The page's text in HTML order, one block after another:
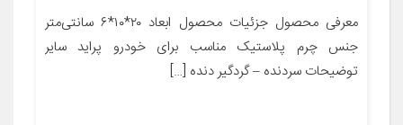
معرفی محصول جزئیات محصول ابعاد ۲۰*۱۰*۶ سانتی‌متر
جنس چرم پلاستیک مناسب برای خودرو پراید سایر
توضیحات سردنده – گردگیر دنده […]